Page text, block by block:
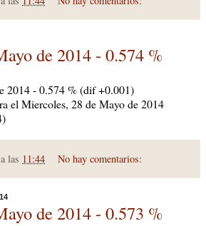
de 2014 - 0.574 %
2014 - 0.574 % (dif +0.001)
el Miercoles, 28 de Mayo de 2014
las 11:44 No hay comentarios:
de 2014 - 0.573 %